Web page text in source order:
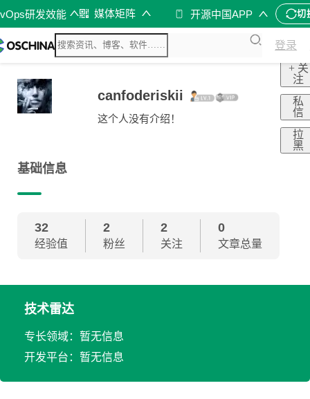
研发效能 媒体矩阵 开源中国APP 切
登录
canfoderiskii
这个人没有介绍！
+ 关
注
私
信
拉
黑
基础信息
32
经验值
2
粉丝
2
关注
0
文章总量
技术雷达
专长领域：暂无信息
开发平台：暂无信息